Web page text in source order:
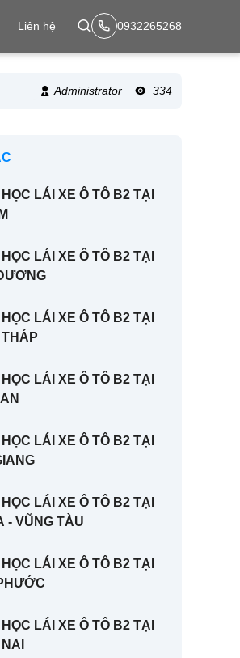
Liên hệ 0932265268
Administrator 334
LÁI XE Ô TÔ B2 TẠI
LÁI XE Ô TÔ B2 TẠI
LÁI XE Ô TÔ B2 TẠI
LÁI XE Ô TÔ B2 TẠI
LÁI XE Ô TÔ B2 TẠI
LÁI XE Ô TÔ B2 TẠI
- VŨNG TÀU
LÁI XE Ô TÔ B2 TẠI
LÁI XE Ô TÔ B2 TẠI